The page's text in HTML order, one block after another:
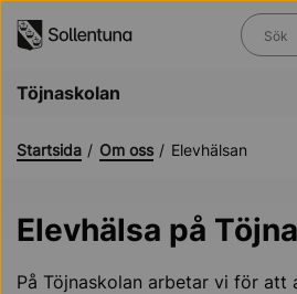
Vad
Töjnaskolan
Startsida Om oss Elevhälsan
Elevhälsa på
På Töjnaskolan arbetar vi för att